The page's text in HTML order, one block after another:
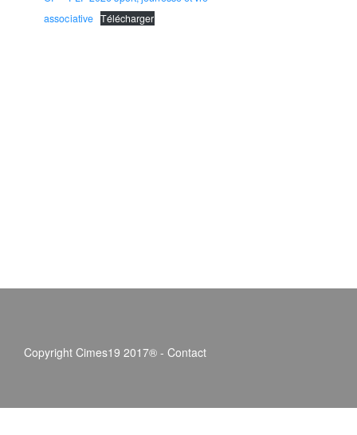
associative Télécharger
Copyright Cimes19 2017® - Contact